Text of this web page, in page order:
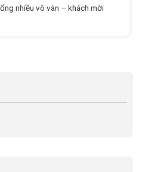
nhiều vô vàn – khách mời